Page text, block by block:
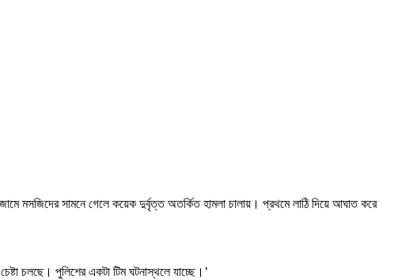
মসজিদের সামনে গেলে কয়েক দুর্বৃত্ত অতর্কিত হামলা চালায়। প্রথমে লাঠি দিয়ে আঘাত করে
চলছে। পুলিশের একটা টিম ঘটনাস্থলে যাচ্ছে।’